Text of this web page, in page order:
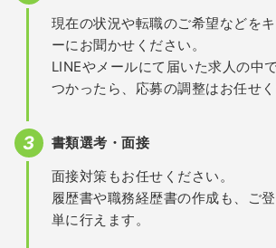
現在の状況や転職のご希望などを
ーにお聞かせください。
LINEやメールにて届いた求人の中
つかったら、応募の調整はお任せく
書類選考・面接
面接対策もお任せください。
履歴書や職務経歴書の作成も、ご
単に行えます。